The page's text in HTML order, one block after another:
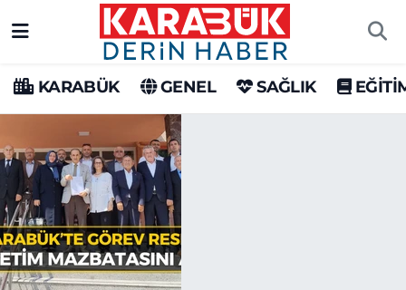
KARABÜK GENEL SAĞLIK
Karabük Hava Durumu
Karabük Trafik Yoğunluk Haritası
Süper Lig Puan Durumu ve Fikstür
Tüm Manşetler